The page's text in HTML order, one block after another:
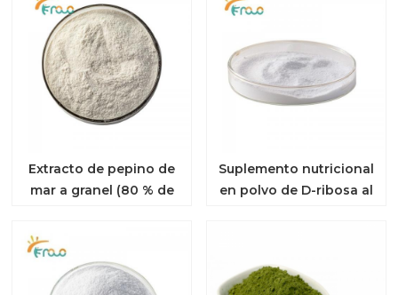
Extracto de pepino de
mar a granel (80 % de
Suplemento nutricional
en polvo de D-ribosa al